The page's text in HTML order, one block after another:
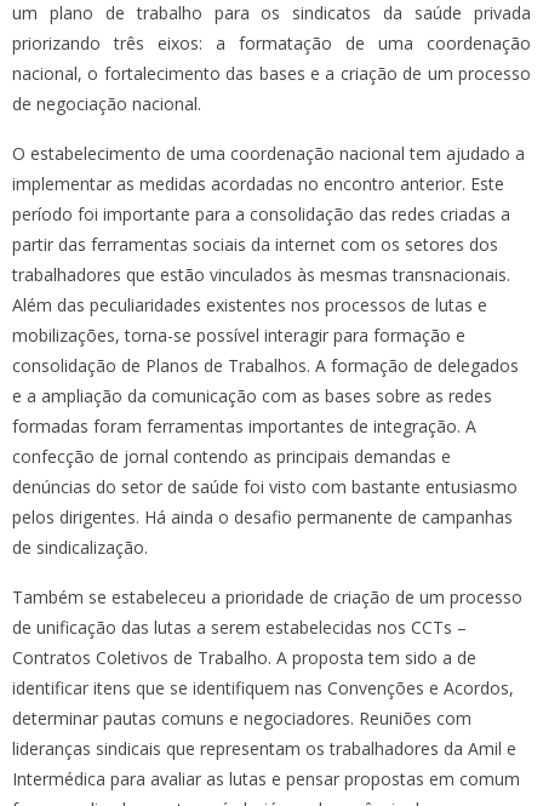
um plano de trabalho para os sindicatos da saúde privada
priorizando três eixos: a formatação de uma coordenação
nacional, o fortalecimento das bases e a criação de um processo
de negociação nacional.
O estabelecimento de uma coordenação nacional tem ajudado a
implementar as medidas acordadas no encontro anterior. Este
período foi importante para a consolidação das redes criadas a
partir das ferramentas sociais da internet com os setores dos
trabalhadores que estão vinculados às mesmas transnacionais.
Além das peculiaridades existentes nos processos de lutas e
mobilizações, torna-se possível interagir para formação e
consolidação de Planos de Trabalhos. A formação de delegados
e a ampliação da comunicação com as bases sobre as redes
formadas foram ferramentas importantes de integração. A
confecção de jornal contendo as principais demandas e
denúncias do setor de saúde foi visto com bastante entusiasmo
pelos dirigentes. Há ainda o desafio permanente de campanhas
de sindicalização.
Também se estabeleceu a prioridade de criação de um processo
de unificação das lutas a serem estabelecidas nos CCTs –
Contratos Coletivos de Trabalho. A proposta tem sido a de
identificar itens que se identifiquem nas Convenções e Acordos,
determinar pautas comuns e negociadores. Reuniões com
lideranças sindicais que representam os trabalhadores da Amil e
Intermédica para avaliar as lutas e pensar propostas em comum